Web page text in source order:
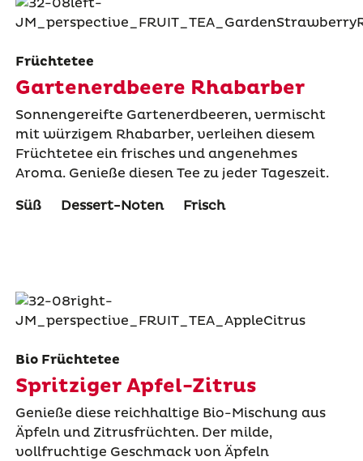
Früchtetee
Gartenerdbeere Rhabarber
Sonnengereifte Gartenerdbeeren, vermischt
mit würzigem Rhabarber, verleihen diesem
Früchtetee ein frisches und angenehmes
Aroma. Genieße diesen Tee zu jeder Tageszeit.
Süß
Dessert-Noten Frisch
Bio Früchtetee
Spritziger Apfel-Zitrus
Genieße diese reichhaltige Bio-Mischung aus
Äpfeln und Zitrusfrüchten. Der milde,
vollfruchtige Geschmack von Äpfeln